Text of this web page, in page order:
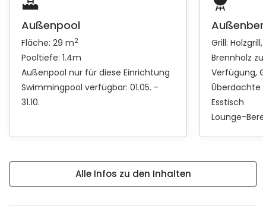
Außenpool
Fläche: 29 m2
Pooltiefe: 1.4m
Außenpool nur für diese Einrichtung
Swimmingpool verfügbar: 01.05. -
31.10.
Grill: Holzgrill
Brennholz
Verfügung
Überdachte
Esstisch
Lounge-
Alle Infos zu den Inhalten